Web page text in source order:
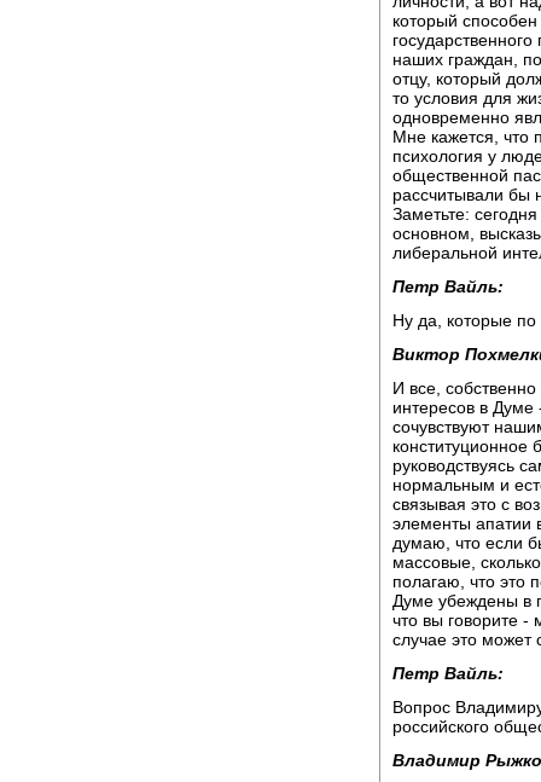
который
наших граждан,
отцу, который
то условия для
одновременно
Мне кажется, что
психология у
общественной
рассчитывали бы
Заметьте:
основном,
либеральной
Петр Вайль:
Ну да, которые
Виктор
И все,
интересов в
сочувствуют
конституционное
руководствуясь
нормальным и
связывая это с
элементы апатии
думаю, что если
массовые,
полагаю, что это
Думе убеждены в
что вы говорите
случае это
Петр Вайль:
Вопрос
российского
Владимир